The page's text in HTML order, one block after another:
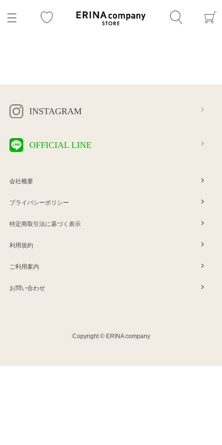
INSTAGRAM
OFFICIAL LINE
会社概要
プライバシーポリシー
特定商取引法に基づく表示
利用規約
ご利用案内
お問い合わせ
Copyright © ERINA company